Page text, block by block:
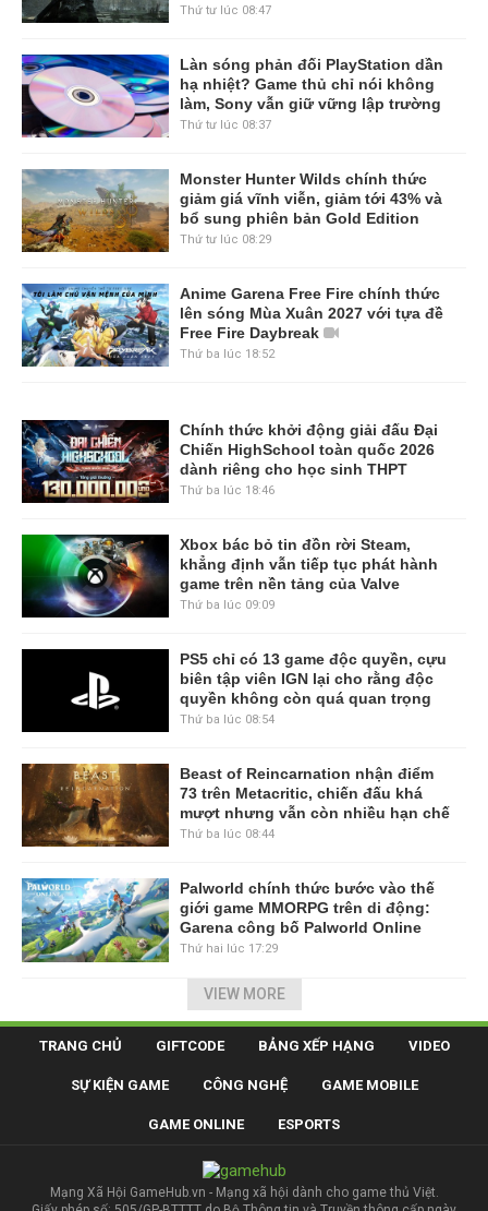
Thứ tư lúc 08:47
Làn sóng phản đối PlayStation dần
hạ nhiệt? Game thủ chỉ nói không
làm, Sony vẫn giữ vững lập trường
Thứ tư lúc 08:37
Monster Hunter Wilds chính thức
giảm giá vĩnh viễn, giảm tới 43% và
bổ sung phiên bản Gold Edition
Thứ tư lúc 08:29
Anime Garena Free Fire chính thức
lên sóng Mùa Xuân 2027 với tựa đề
Free Fire Daybreak
Thứ ba lúc 18:52
Chính thức khởi động giải đấu Đại
Chiến HighSchool toàn quốc 2026
dành riêng cho học sinh THPT
Thứ ba lúc 18:46
Xbox bác bỏ tin đồn rời Steam,
khẳng định vẫn tiếp tục phát hành
game trên nền tảng của Valve
Thứ ba lúc 09:09
PS5 chỉ có 13 game độc quyền, cựu
biên tập viên IGN lại cho rằng độc
quyền không còn quá quan trọng
Thứ ba lúc 08:54
Beast of Reincarnation nhận điểm
73 trên Metacritic, chiến đấu khá
mượt nhưng vẫn còn nhiều hạn chế
Thứ ba lúc 08:44
Palworld chính thức bước vào thế
giới game MMORPG trên di động:
Garena công bố Palworld Online
Thứ hai lúc 17:29
VIEW MORE
TRANG CHỦ GIFTCODE BẢNG XẾP HẠNG VIDEO
SỰ KIỆN GAME CÔNG NGHỆ GAME MOBILE
GAME ONLINE ESPORTS
Mạng Xã Hội GameHub.vn - Mạng xã hội dành cho game thủ Việt.